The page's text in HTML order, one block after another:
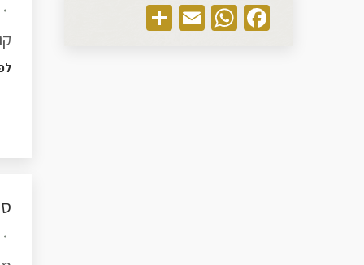
קוטר
סייט
Facebook
WhatsApp
Email